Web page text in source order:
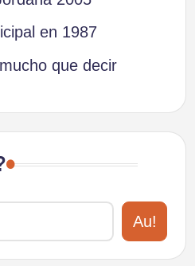
en 1987
que decir
Au!